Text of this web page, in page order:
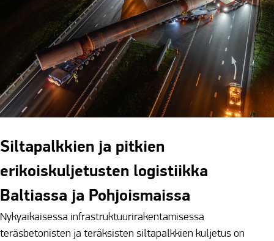
Siltapalkkien ja pitkien
erikoiskuljetusten logistiikka
Baltiassa ja Pohjoismaissa
Nykyaikaisessa infrastruktuurirakentamisessa
teräsbetonisten ja teräksisten siltapalkkien kuljetus on